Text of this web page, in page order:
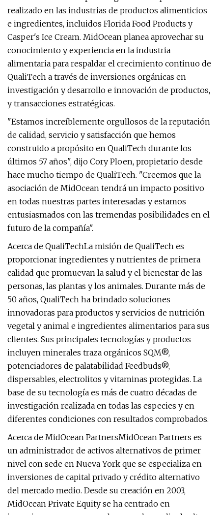
realizado en las industrias de productos alimenticios
e ingredientes, incluidos Florida Food Products y
Casper's Ice Cream. MidOcean planea aprovechar su
conocimiento y experiencia en la industria
alimentaria para respaldar el crecimiento continuo de
QualiTech a través de inversiones orgánicas en
investigación y desarrollo e innovación de productos,
y transacciones estratégicas.
"Estamos increíblemente orgullosos de la reputación
de calidad, servicio y satisfacción que hemos
construido a propósito en QualiTech durante los
últimos 57 años", dijo Cory Ploen, propietario desde
hace mucho tiempo de QualiTech. "Creemos que la
asociación de MidOcean tendrá un impacto positivo
en todas nuestras partes interesadas y estamos
entusiasmados con las tremendas posibilidades en el
futuro de la compañía".
Acerca de QualiTechLa misión de QualiTech es
proporcionar ingredientes y nutrientes de primera
calidad que promuevan la salud y el bienestar de las
personas, las plantas y los animales. Durante más de
50 años, QualiTech ha brindado soluciones
innovadoras para productos y servicios de nutrición
vegetal y animal e ingredientes alimentarios para sus
clientes. Sus principales tecnologías y productos
incluyen minerales traza orgánicos SQM®,
potenciadores de palatabilidad Feedbuds®,
dispersables, electrolitos y vitaminas protegidas. La
base de su tecnología es más de cuatro décadas de
investigación realizada en todas las especies y en
diferentes condiciones con resultados comprobados.
Acerca de MidOcean PartnersMidOcean Partners es
un administrador de activos alternativos de primer
nivel con sede en Nueva York que se especializa en
inversiones de capital privado y crédito alternativo
del mercado medio. Desde su creación en 2003,
MidOcean Private Equity se ha centrado en